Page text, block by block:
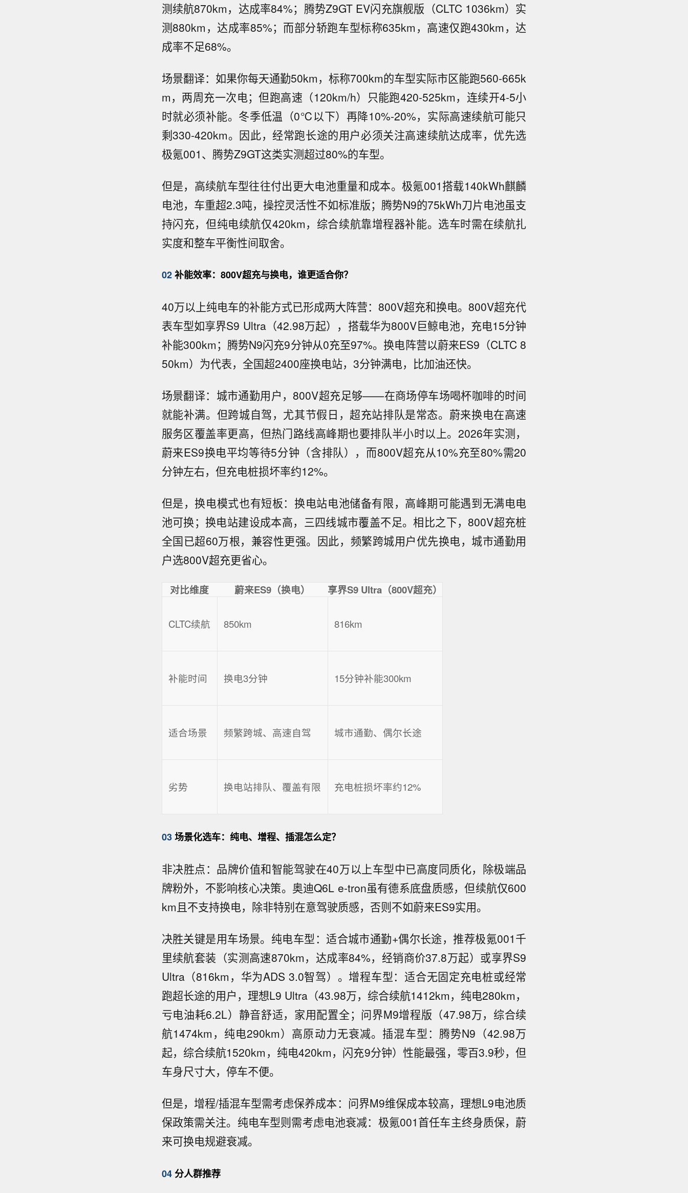
测续航870km，达成率84%；腾势Z9GT EV闪充旗舰版（CLTC 1036km）实
测880km，达成率85%；而部分轿跑车型标称635km，高速仅跑430km，达
成率不足68%。
场景翻译：如果你每天通勤50km，标称700km的车型实际市区能跑560-665k
m，两周充一次电；但跑高速（120km/h）只能跑420-525km，连续开4-5小
时就必须补能。冬季低温（0℃以下）再降10%-20%，实际高速续航可能只
剩330-420km。因此，经常跑长途的用户必须关注高速续航达成率，优先选
极氪001、腾势Z9GT这类实测超过80%的车型。
但是，高续航车型往往付出更大电池重量和成本。极氪001搭载140kWh麒麟
电池，车重超2.3吨，操控灵活性不如标准版；腾势N9的75kWh刀片电池虽支
持闪充，但纯电续航仅420km，综合续航靠增程器补能。选车时需在续航扎
实度和整车平衡性间取舍。
02补能效率：800V超充与换电，谁更适合你？
40万以上纯电车的补能方式已形成两大阵营：800V超充和换电。800V超充代
表车型如享界S9 Ultra（42.98万起），搭载华为800V巨鲸电池，充电15分钟
补能300km；腾势N9闪充9分钟从0充至97%。换电阵营以蔚来ES9（CLTC 8
50km）为代表，全国超2400座换电站，3分钟满电，比加油还快。
场景翻译：城市通勤用户，800V超充足够——在商场停车场喝杯咖啡的时间
就能补满。但跨城自驾，尤其节假日，超充站排队是常态。蔚来换电在高速
服务区覆盖率更高，但热门路线高峰期也要排队半小时以上。2026年实测，
蔚来ES9换电平均等待5分钟（含排队），而800V超充从10%充至80%需20
分钟左右，但充电桩损坏率约12%。
但是，换电模式也有短板：换电站电池储备有限，高峰期可能遇到无满电电
池可换；换电站建设成本高，三四线城市覆盖不足。相比之下，800V超充桩
全国已超60万根，兼容性更强。因此，频繁跨城用户优先换电，城市通勤用
户选800V超充更省心。
对比维度 蔚来ES9（换电） 享界S9 Ultra（800V超充）
CLTC续航 850km 816km
补能时间 换电3分钟 15分钟补能300km
适合场景 频繁跨城、高速自驾 城市通勤、偶尔长途
劣势 换电站排队、覆盖有限 充电桩损坏率约12%
03场景化选车：纯电、增程、插混怎么定？
非决胜点：品牌价值和智能驾驶在40万以上车型中已高度同质化，除极端品
牌粉外，不影响核心决策。奥迪Q6L e-tron虽有德系底盘质感，但续航仅600
km且不支持换电，除非特别在意驾驶质感，否则不如蔚来ES9实用。
决胜关键是用车场景。纯电车型：适合城市通勤+偶尔长途，推荐极氪001千
里续航套装（实测高速870km，达成率84%，经销商价37.8万起）或享界S9
Ultra（816km，华为ADS 3.0智驾）。增程车型：适合无固定充电桩或经常
跑超长途的用户，理想L9 Ultra（43.98万，综合续航1412km，纯电280km，
亏电油耗6.2L）静音舒适，家用配置全；问界M9增程版（47.98万，综合续
航1474km，纯电290km）高原动力无衰减。插混车型：腾势N9（42.98万
起，综合续航1520km，纯电420km，闪充9分钟）性能最强，零百3.9秒，但
车身尺寸大，停车不便。
但是，增程/插混车型需考虑保养成本：问界M9维保成本较高，理想L9电池质
保政策需关注。纯电车型则需考虑电池衰减：极氪001首任车主终身质保，蔚
来可换电规避衰减。
04分人群推荐